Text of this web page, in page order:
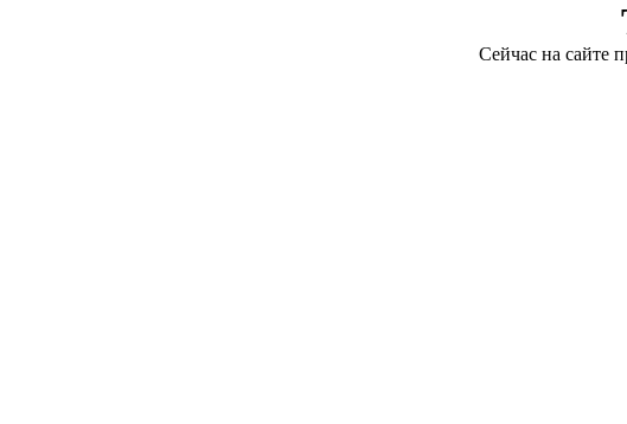
Сейчас на сайте